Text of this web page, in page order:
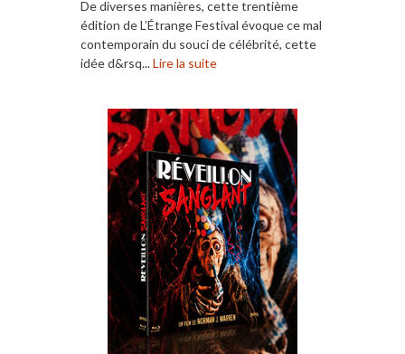
De diverses manières, cette trentième
édition de L’Étrange Festival évoque ce mal
contemporain du souci de célébrité, cette
idée d&rsq...Lire la suite